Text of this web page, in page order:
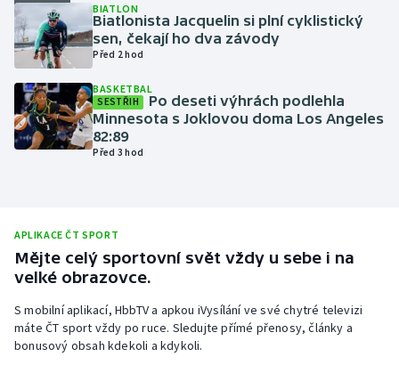
Olympijské hry
Parasport
Plavání
Plážový volejbal
Rychlobruslení
Rychlostní kanoistika
Short track
Sportovní střelba
BIATLON
Biatlonista Jacquelin si plní cyklistický
sen, čekají ho dva závody
Před 2 hod
BASKETBAL
SESTŘIH
Po deseti výhrách podlehla
Minnesota s Joklovou doma Los Angeles
82:89
Před 3 hod
APLIKACE ČT SPORT
Mějte celý sportovní svět vždy u sebe i na
velké obrazovce.
S mobilní aplikací, HbbTV a apkou iVysílání ve své chytré televizi
máte ČT sport vždy po ruce. Sledujte přímé přenosy, články a
bonusový obsah kdekoli a kdykoli.